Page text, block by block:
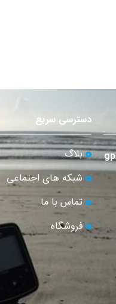
دسترسی سریع
بلاگ
شبکه های اجتماعی
تماس با ما
فروشگاه